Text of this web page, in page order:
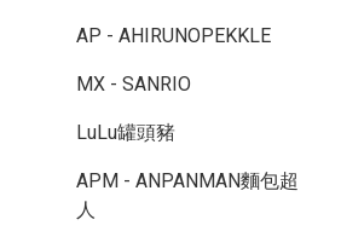
AP - AHIRUNOPEKKLE
MX - SANRIO
LuLu罐頭豬
APM - ANPANMAN麵包超
人